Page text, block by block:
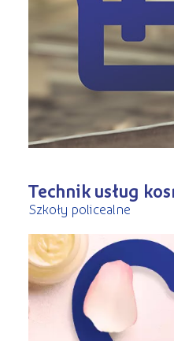
Technik usług
Szkoły policealne